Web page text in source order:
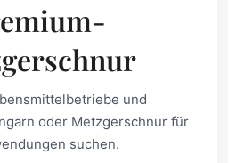
und
oder Metzgerschnur für
suchen.